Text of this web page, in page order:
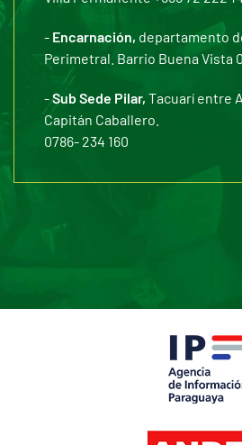
- Encarnación, departamento
Perimetral. Barrio Buena Vista
-Sub Sede Pilar, Tacuarí entre
Capitán Caballero.
0786- 234 160